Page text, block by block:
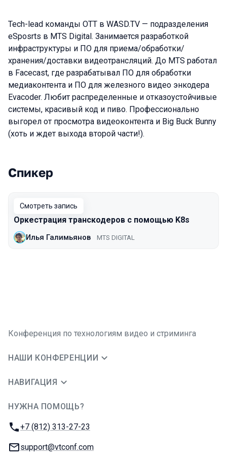
Tech-lead команды OTT в WASD.TV — подразделения
eSposrts в MTS Digital. Занимается разработкой
инфраструктуры и ПО для приема/обработки/
хранения/доставки видеотрансляций. До MTS работал
в Facecast, где разрабатывал ПО для обработки
медиаконтента и ПО для железного видео энкодера
Evacoder. Любит распределенные и отказоустойчивые
системы, красивый код и пиво. Профессионально
выгорел от просмотра видеоконтента и Big Buck Bunny
(хоть и ждет выхода второй части!).
Выступления в сезоне 2021
Спикер
Смотреть запись
Оркестрация транскодеров с помощью K8s
Илья Галимьянов MTS DIGITAL
Конференция по технологиям видео и стриминга
НАШИ КОНФЕРЕНЦИИ
НАВИГАЦИЯ
НУЖНА ПОМОЩЬ?
Телефон:
+7 (812) 313-27-23
E-mail:
support@vtconf.com